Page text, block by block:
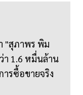
"สุภาพร พิม
า 1.6 หมื่นล้าน
รซื้อขายจริง